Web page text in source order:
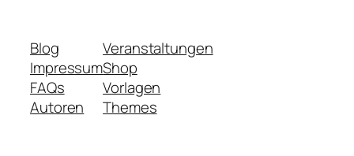
Blog
Impressum
FAQs
Autoren
Veranstaltungen
Shop
Vorlagen
Themes